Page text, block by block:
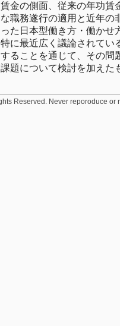
賃金の側面、従来の年功賃
な職務遂行の適用と近年の
った日本型働き方・働かせ
特に最近広く議論されてい
することを通じて、その問
課題について検討を加えた